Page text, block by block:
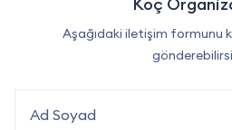
Aşağıdaki iletişim formunu